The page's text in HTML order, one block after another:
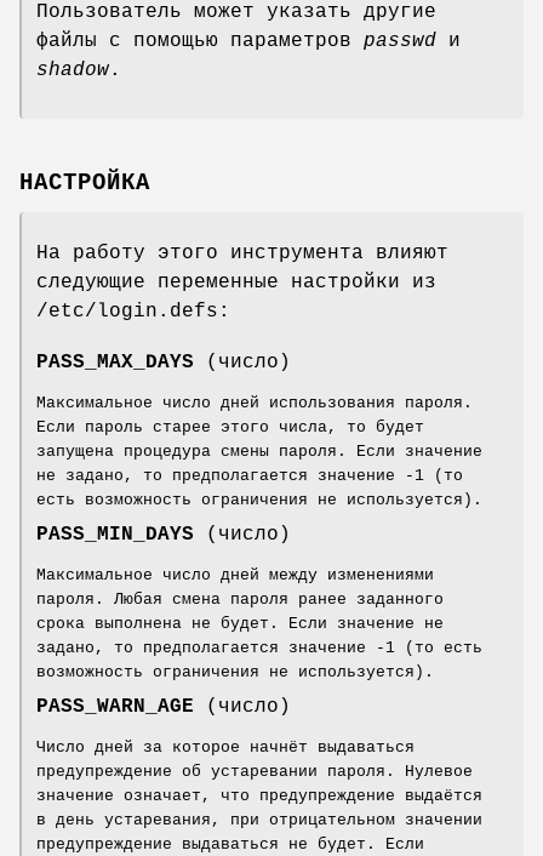
Пользователь может указать другие
файлы с помощью параметров passwd и
shadow.
НАСТРОЙКА
На работу этого инструмента влияют
следующие переменные настройки из
/etc/login.defs:
PASS_MAX_DAYS (число)
Максимальное число дней использования пароля.
Если пароль старее этого числа, то будет
запущена процедура смены пароля. Если значение
не задано, то предполагается значение -1 (то
есть возможность ограничения не используется).
PASS_MIN_DAYS (число)
Максимальное число дней между изменениями
пароля. Любая смена пароля ранее заданного
срока выполнена не будет. Если значение не
задано, то предполагается значение -1 (то есть
возможность ограничения не используется).
PASS_WARN_AGE (число)
Число дней за которое начнёт выдаваться
предупреждение об устаревании пароля. Нулевое
значение означает, что предупреждение выдаётся
в день устаревания, при отрицательном значении
предупреждение выдаваться не будет. Если